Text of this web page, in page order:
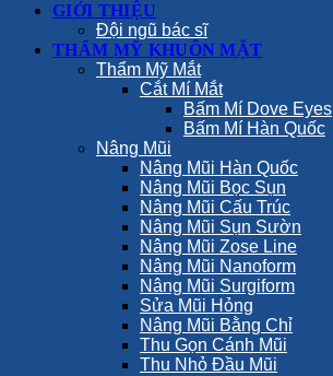
GIỚI THIỆU
Đội ngũ bác sĩ
THẨM MỸ KHUÔN MẶT
Thẩm Mỹ Mắt
Cắt Mí Mắt
Bấm Mí Dove Eyes
Bấm Mí Hàn Quốc
Nâng Mũi
Nâng Mũi Hàn Quốc
Nâng Mũi Bọc Sụn
Nâng Mũi Cấu Trúc
Nâng Mũi Sụn Sườn
Nâng Mũi Zose Line
Nâng Mũi Nanoform
Nâng Mũi Surgiform
Sửa Mũi Hỏng
Nâng Mũi Bằng Chỉ
Thu Gọn Cánh Mũi
Thu Nhỏ Đầu Mũi